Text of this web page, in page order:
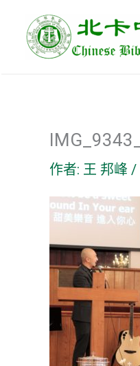
IMG_9343_
作者: 王 邦峰 /